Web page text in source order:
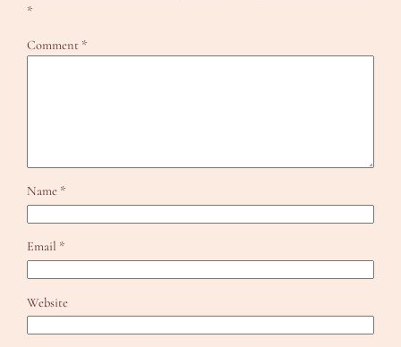
*
Comment *
Name *
Email *
Website